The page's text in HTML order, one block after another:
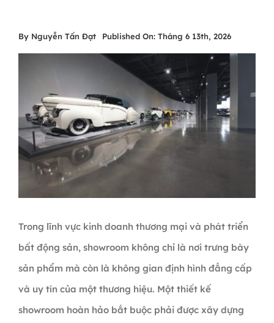
By Nguyễn Tấn Đạt Published On: Tháng 6 13th, 2026
Trong lĩnh vực kinh doanh thương mại và phát triển
bất động sản, showroom không chỉ là nơi trưng bày
sản phẩm mà còn là không gian định hình đẳng cấp
và uy tín của một thương hiệu. Một thiết kế
showroom hoàn hảo bắt buộc phải được xây dựng